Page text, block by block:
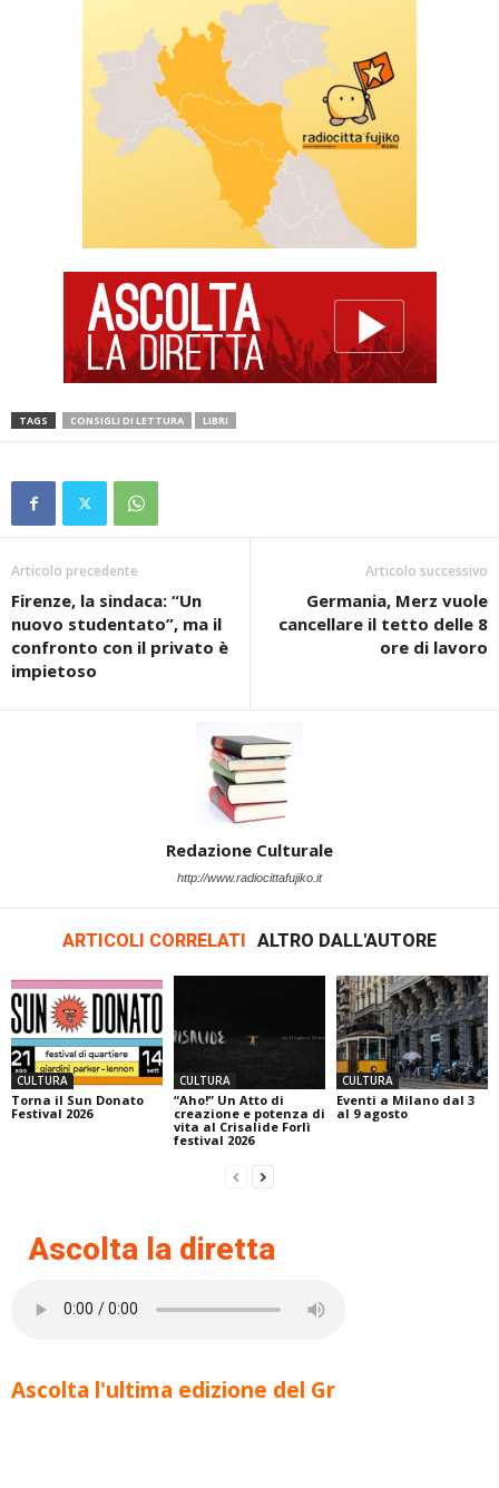
TAGS CONSIGLI DI LETTURA LIBRI
Articolo precedente
Firenze, la sindaca: “Un
nuovo studentato”, ma il
confronto con il privato è
impietoso
Articolo successivo
Germania, Merz vuole
cancellare il tetto delle 8
ore di lavoro
Redazione Culturale
http://www.radiocittafujiko.it
ARTICOLI CORRELATI ALTRO DALL'AUTORE
CULTURA
Torna il Sun Donato
Festival 2026
CULTURA
“Aho!” Un Atto di
creazione e potenza di
vita al Crisalide Forlì
festival 2026
CULTURA
Eventi a Milano dal 3
al 9 agosto
Ascolta la diretta
Ascolta l'ultima edizione del Gr